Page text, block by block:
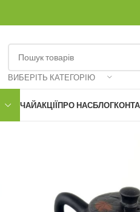
ВИБЕРІТЬ КАТЕГОРІЮ
ЧАЙАКЦІЇПРО НАСБЛОГ